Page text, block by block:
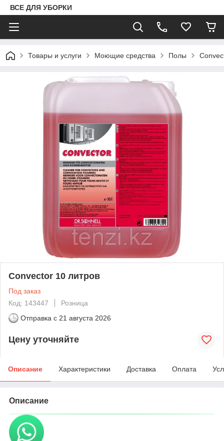
ВСЕ ДЛЯ УБОРКИ
Товары и услуги Моющие средства Полы
Convector 10 литров
Под заказ
Код: 143447
Розница
Отправка с 21 августа 2026
Цену уточняйте
Описание Характеристики Доставка Оплата
Описание